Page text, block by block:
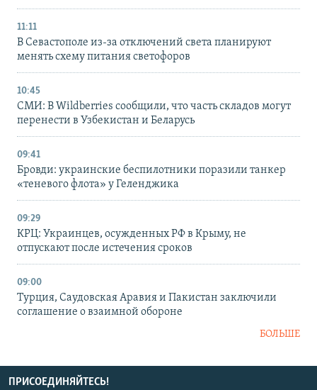
11:11
В Севастополе из-за отключений света планируют
менять схему питания светофоров
10:45
СМИ: В Wildberries сообщили, что часть складов могут
перенести в Узбекистан и Беларусь
09:41
Бровди: украинские беспилотники поразили танкер
«теневого флота» у Геленджика
09:29
КРЦ: Украинцев, осужденных РФ в Крыму, не
отпускают после истечения сроков
09:00
Турция, Саудовская Аравия и Пакистан заключили
соглашение о взаимной обороне
БОЛЬШЕ
ПРИСОЕДИНЯЙТЕСЬ!